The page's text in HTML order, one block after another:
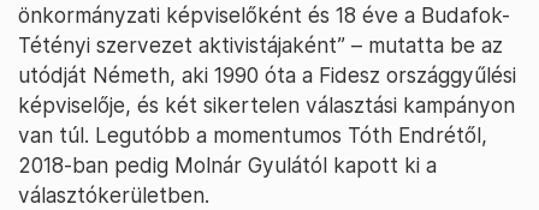
önkormányzati képviselőként és 18 éve a Budafok-
Tétényi szervezet aktivistájaként” – mutatta be az
utódját Németh, aki 1990 óta a Fidesz országgyűlési
képviselője, és két sikertelen választási kampányon
van túl. Legutóbb a momentumos Tóth Endrétől,
2018-ban pedig Molnár Gyulától kapott ki a
választókerületben.